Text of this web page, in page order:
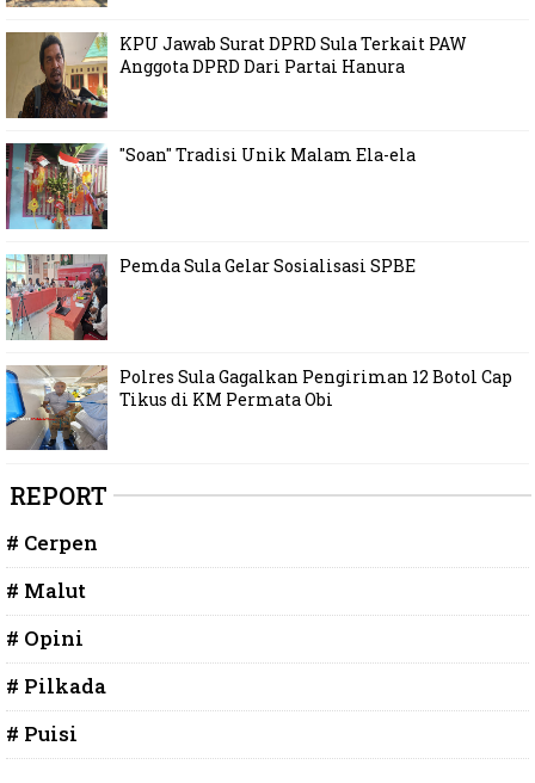
KPU Jawab Surat DPRD Sula Terkait PAW
Anggota DPRD Dari Partai Hanura
"Soan" Tradisi Unik Malam Ela-ela
Pemda Sula Gelar Sosialisasi SPBE
Polres Sula Gagalkan Pengiriman 12 Botol Cap
Tikus di KM Permata Obi
REPORT
# Cerpen
# Malut
# Opini
# Pilkada
# Puisi